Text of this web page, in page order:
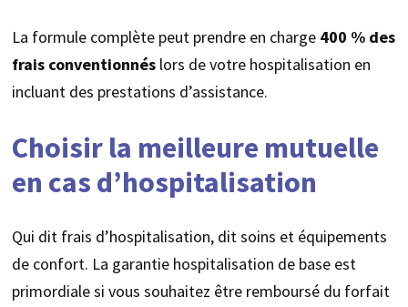
La formule complète peut prendre en charge400 % des
frais conventionnéslors de votre hospitalisation en
incluant des prestations d’assistance.
Choisir la meilleure mutuelle
en cas d’hospitalisation
Qui dit frais d’hospitalisation, dit soins et équipements
de confort. La garantie hospitalisation de base est
primordiale si vous souhaitez être remboursé du forfait